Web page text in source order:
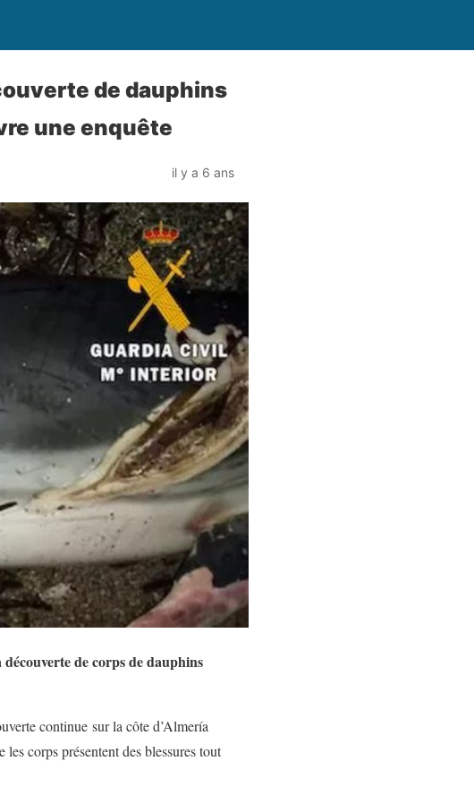
de dauphins
une enquête
il y a 6 ans
de corps de dauphins
continue sur la côte d’Almería
corps présentent des blessures tout